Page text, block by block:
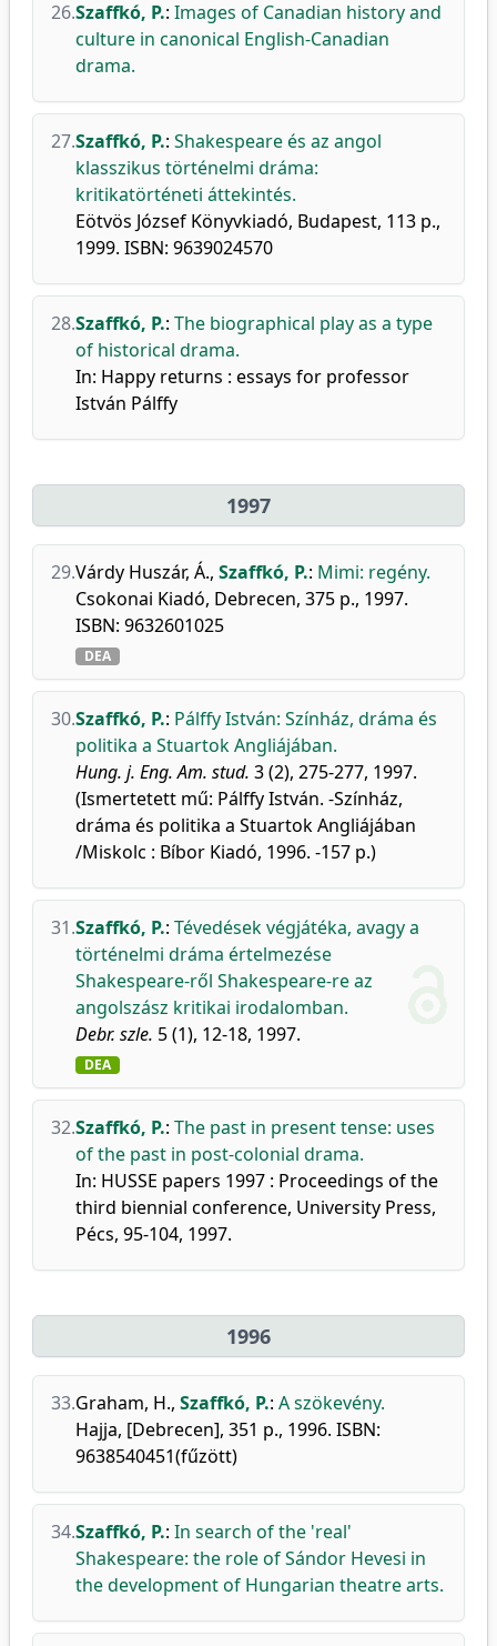
26.Szaffkó, P.: Images of Canadian history and
culture in canonical English-Canadian
drama.
27.Szaffkó, P.: Shakespeare és az angol
klasszikus történelmi dráma:
kritikatörténeti áttekintés.
Eötvös József Könyvkiadó, Budapest, 113 p.,
1999. ISBN: 9639024570
28.Szaffkó, P.: The biographical play as a type
of historical drama.
In: Happy returns : essays for professor
István Pálffy
1997
29.Várdy Huszár, Á., Szaffkó, P.: Mimi: regény.
Csokonai Kiadó, Debrecen, 375 p., 1997.
ISBN: 9632601025
DEA
30.Szaffkó, P.: Pálffy István: Színház, dráma és
politika a Stuartok Angliájában.
Hung. j. Eng. Am. stud. 3 (2), 275-277, 1997.
(Ismertetett mű: Pálffy István. -Színház,
dráma és politika a Stuartok Angliájában
/Miskolc : Bíbor Kiadó, 1996. -157 p.)
31.Szaffkó, P.: Tévedések végjátéka, avagy a
történelmi dráma értelmezése
Shakespeare-ről Shakespeare-re az
angolszász kritikai irodalomban.
Debr. szle. 5 (1), 12-18, 1997.
DEA
32.Szaffkó, P.: The past in present tense: uses
of the past in post-colonial drama.
In: HUSSE papers 1997 : Proceedings of the
third biennial conference, University Press,
Pécs, 95-104, 1997.
1996
33.Graham, H., Szaffkó, P.: A szökevény.
Hajja, [Debrecen], 351 p., 1996. ISBN:
9638540451(fűzött)
34.Szaffkó, P.: In search of the 'real'
Shakespeare: the role of Sándor Hevesi in
the development of Hungarian theatre arts.